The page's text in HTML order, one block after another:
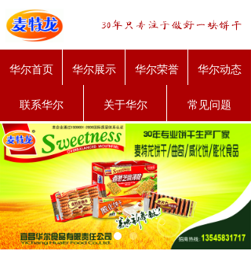
华尔首页 华尔展示 华尔荣誉 华尔动态
联系华尔 关于华尔 常见问题